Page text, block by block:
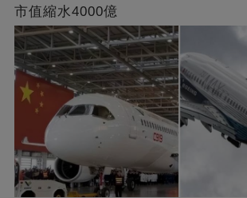
市值縮水4000億